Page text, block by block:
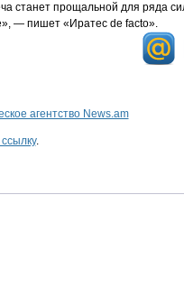
станет прощальной для ряда
— пишет «Иратес de facto».
агентство News.am
.